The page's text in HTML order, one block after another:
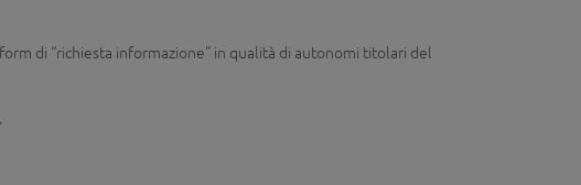
di “richiesta informazione” in qualità di autonomi titolari del